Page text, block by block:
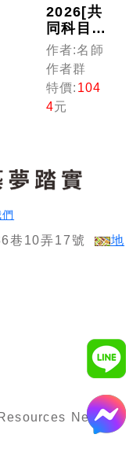
2026[共
同科目]
台水招考
課文版套
書：以淺
顯易懂理
念來編
作者:名師
作者群
特價: 104
4元
巷10弄17號
地
Network